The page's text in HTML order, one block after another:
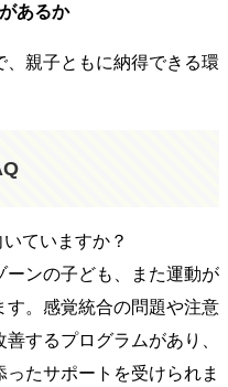
あるか
、親子ともに納得できる環
ていますか？
ンの子ども、また運動が
。感覚統合の問題や注意
するプログラムがあり、
たサポートを受けられま